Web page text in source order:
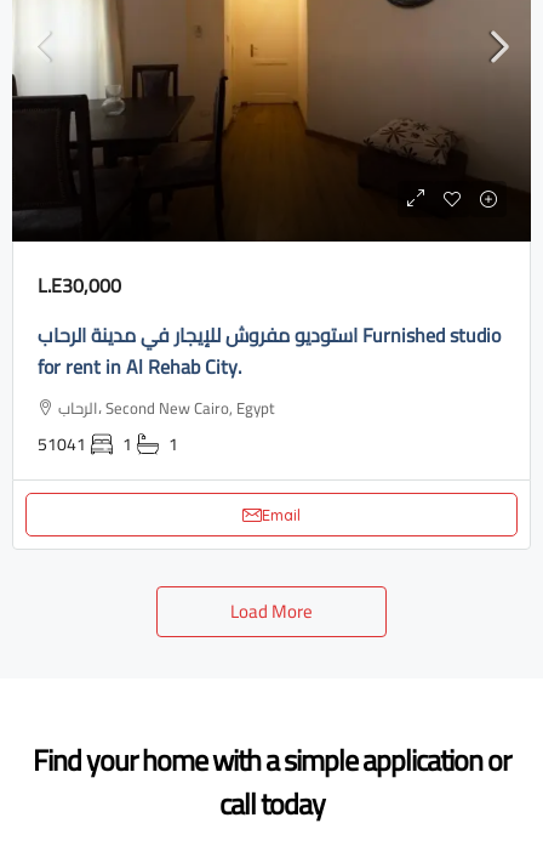
L.E30,000
استوديو مفروش للإيجار في مدينة الرحاب Furnished studio
for rent in Al Rehab City.
الرحاب، Second New Cairo, Egypt
51041 1 1
Email
Load More
Find your home with a simple application or
call today